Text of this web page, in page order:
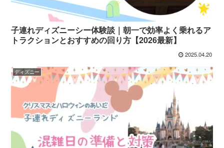
子連れディズニーシー体験談｜朝一で効率よく乗れるア
トラクションとおすすめの回り方【2026最新】
2025.04.20
ディズニー